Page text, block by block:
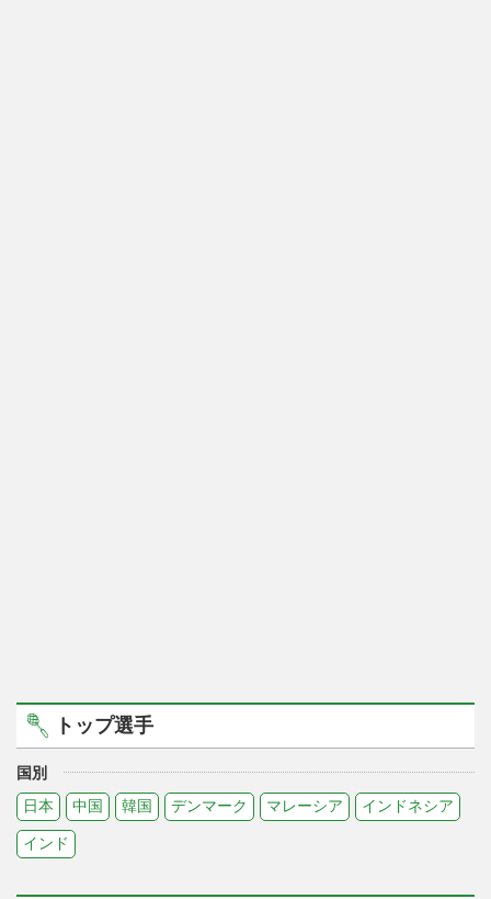
トップ選手
国別
日本
中国 韓国 デンマーク マレーシア インドネシア
インド